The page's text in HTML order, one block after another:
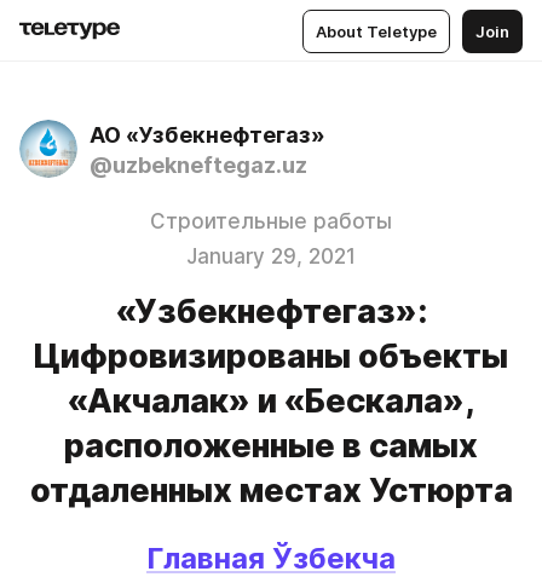
About Teletype Join
АО «Узбекнефтегаз»
@uzbekneftegaz.uz
Строительные работы
January 29, 2021
«Узбекнефтегаз»:
Цифровизированы объекты
«Акчалак» и «Бескала»,
расположенные в самых
отдаленных местах Устюрта
Главная Ўзбекча